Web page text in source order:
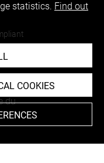
statistics. Find out
COOKIES